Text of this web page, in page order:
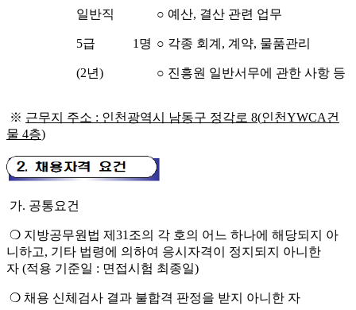
일반직
5급
(2년)
1 명
○ 예산, 결산 관련 업무
○ 각종 회계 , 계약, 물품관리
○ 진흥원 일반서무에 관한 사항 등
※ 근무지 주소 : 인천광역시 남동구 정각로 8(인천YWCA건
물 4층)
가. 공통요건
❍ 지방공무원법 제 31 조의 각 호의 어느 하나에 해당되지 아
니하고, 기 타 법령에 의하여 응시자격이 정지되지 아니한
자 (적용 기준일 : 면접시험 최종일)
❍ 채용 신체검사 결과 불합격 판정을 받지 아니한 자